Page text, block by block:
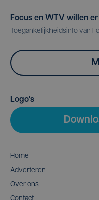
Focus en WTV willen
Toegankelijkheidsinfo van
Logo's
Home
Adverteren
Over ons